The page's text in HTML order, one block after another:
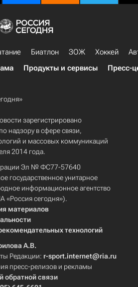
Биатлон ЗОЖ Хоккей
Продукты и сервисы Пресс-
зарегистрировано
надзору в сфере связи,
и массовых коммуникаций
2014 года.
Эл № ФС77-57640
государственное унитарное
информационное агентство
«Россия сегодня»).
материалов
технологий
А.В.
Редакции: r-sport.internet@ria.ru
пресс-релизов и рекламы
обратной связи